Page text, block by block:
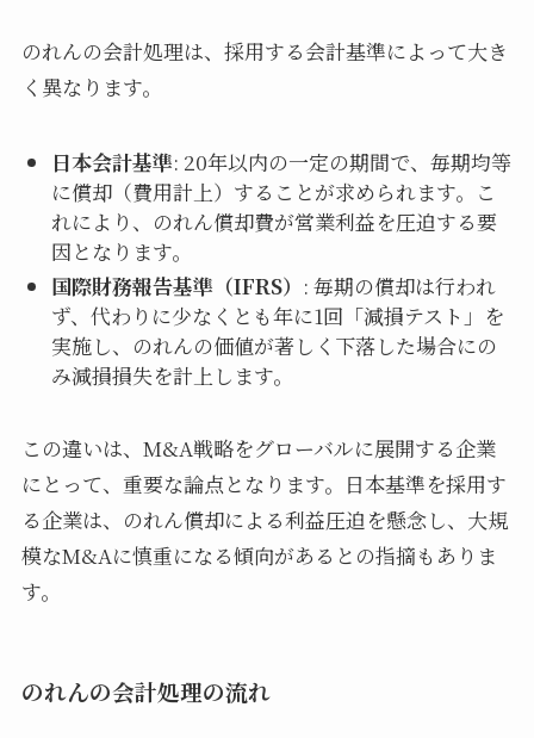
のれんの会計処理は、採用する会計基準によって大き
く異なります。
日本会計基準: 20年以内の一定の期間で、毎期均等
に償却（費用計上）することが求められます。こ
れにより、のれん償却費が営業利益を圧迫する要
因となります。
国際財務報告基準（IFRS） : 毎期の償却は行われ
ず、代わりに少なくとも年に1回「減損テスト」を
実施し、のれんの価値が著しく下落した場合にの
み減損損失を計上します。
この違いは、M&A戦略をグローバルに展開する企業
にとって、重要な論点となります。日本基準を採用す
る企業は、のれん償却による利益圧迫を懸念し、大規
模なM&Aに慎重になる傾向があるとの指摘もありま
す。
のれんの会計処理の流れ